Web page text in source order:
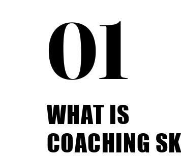
01
01
WHAT IS
COACHING
WHAT IS
COACHING